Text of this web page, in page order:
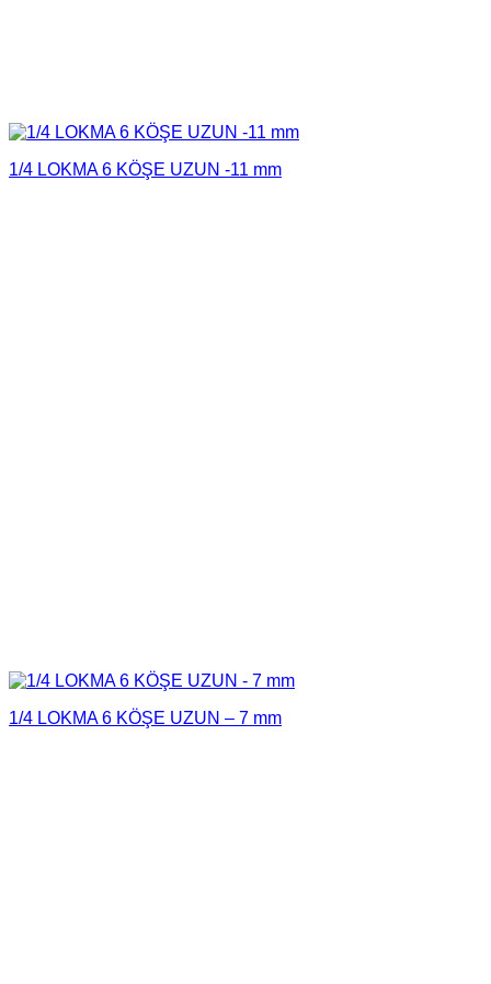
1/4 LOKMA 6 KÖŞE UZUN -11 mm
1/4 LOKMA 6 KÖŞE UZUN – 7 mm